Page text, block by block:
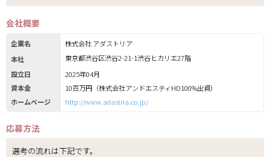
会社概要
企業名
株式会社 アダストリア
本社
東京都渋谷区渋谷2-21-1渋谷ヒカリエ27階
設立日
2025年04月
資本金
10百万円（株式会社アンドエスティHD100%出資）
ホームページ
http://www.adastria.co.jp/
応募方法
選考の流れは下記です。